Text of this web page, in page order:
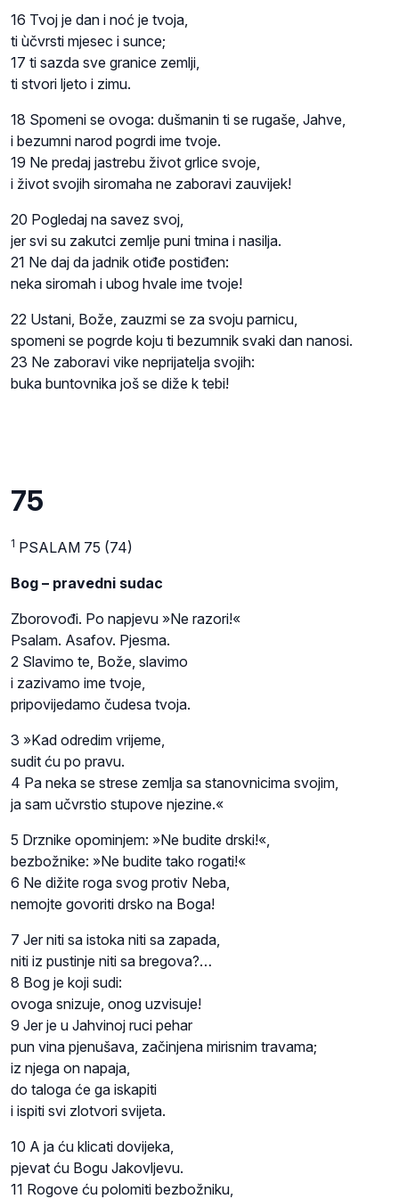
16 Tvoj je dan i noć je tvoja,
ti ùčvrsti mjesec i sunce;
17 ti sazda sve granice zemlji,
ti stvori ljeto i zimu.
18 Spomeni se ovoga: dušmanin ti se rugaše, Jahve,
i bezumni narod pogrdi ime tvoje.
19 Ne predaj jastrebu život grlice svoje,
i život svojih siromaha ne zaboravi zauvijek!
20 Pogledaj na savez svoj,
jer svi su zakutci zemlje puni tmina i nasilja.
21 Ne daj da jadnik otiđe postiđen:
neka siromah i ubog hvale ime tvoje!
22 Ustani, Bože, zauzmi se za svoju parnicu,
spomeni se pogrde koju ti bezumnik svaki dan nanosi.
23 Ne zaboravi vike neprijatelja svojih:
buka buntovnika još se diže k tebi!
75
1 PSALAM 75 (74)
Bog – pravedni sudac
Zborovođi. Po napjevu »Ne razori!«
Psalam. Asafov. Pjesma.
2 Slavimo te, Bože, slavimo
i zazivamo ime tvoje,
pripovijedamo čudesa tvoja.
3 »Kad odredim vrijeme,
sudit ću po pravu.
4 Pa neka se strese zemlja sa stanovnicima svojim,
ja sam učvrstio stupove njezine.«
5 Drznike opominjem: »Ne budite drski!«,
bezbožnike: »Ne budite tako rogati!«
6 Ne dižite roga svog protiv Neba,
nemojte govoriti drsko na Boga!
7 Jer niti sa istoka niti sa zapada,
niti iz pustinje niti sa bregova?…
8 Bog je koji sudi:
ovoga snizuje, onog uzvisuje!
9 Jer je u Jahvinoj ruci pehar
pun vina pjenušava, začinjena mirisnim travama;
iz njega on napaja,
do taloga će ga iskapiti
i ispiti svi zlotvori svijeta.
10 A ja ću klicati dovijeka,
pjevat ću Bogu Jakovljevu.
11 Rogove ću polomiti bezbožniku,